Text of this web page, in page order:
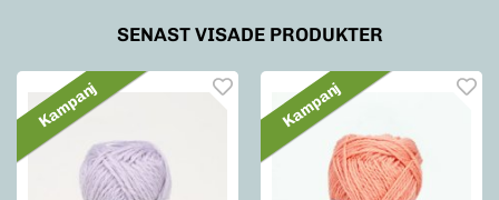
SENAST VISADE PRODUKTER
Kampanj Kampanj